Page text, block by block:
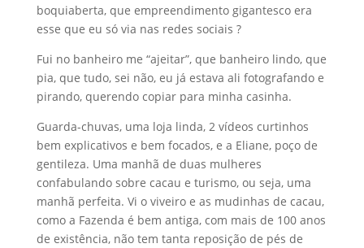
boquiaberta, que empreendimento gigantesco era
esse que eu só via nas redes sociais ?
Fui no banheiro me “ajeitar”, que banheiro lindo, que
pia, que tudo, sei não, eu já estava ali fotografando e
pirando, querendo copiar para minha casinha.
Guarda-chuvas, uma loja linda, 2 vídeos curtinhos
bem explicativos e bem focados, e a Eliane, poço de
gentileza. Uma manhã de duas mulheres
confabulando sobre cacau e turismo, ou seja, uma
manhã perfeita. Vi o viveiro e as mudinhas de cacau,
como a Fazenda é bem antiga, com mais de 100 anos
de existência, não tem tanta reposição de pés de